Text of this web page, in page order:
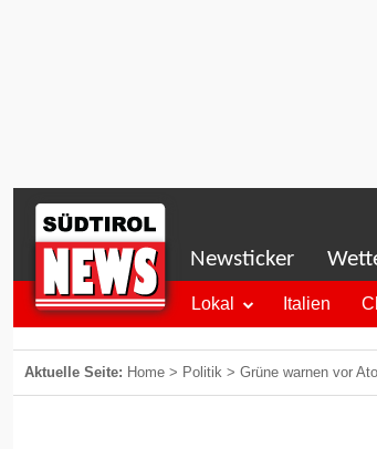
Newsticker
Lokal Italien
Aktuelle Seite: Home > Politik > Grüne warnen vor